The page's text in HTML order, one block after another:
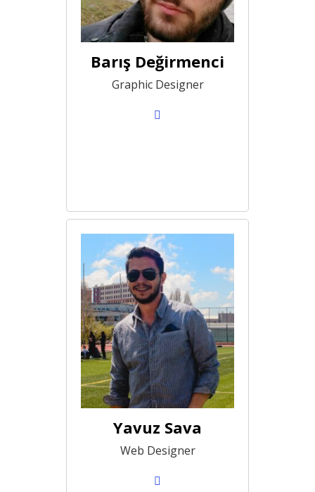
Barış Değirmenci
Graphic Designer
Yavuz Sava
Web Designer